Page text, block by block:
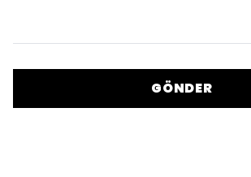
GÖNDER